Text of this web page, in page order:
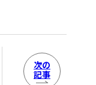
次の
記事